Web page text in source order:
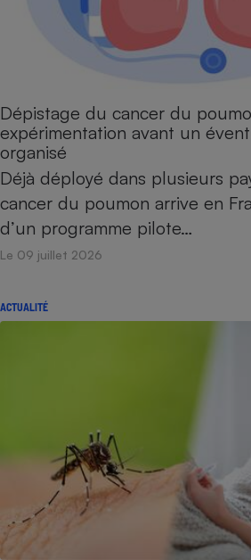
Dépistage du cancer du
expérimentation avant un
organisé
Déjà déployé dans plusieurs
cancer du poumon arrive en
d’un programme pilote…
Le 09 juillet 2026
ACTUALITÉ